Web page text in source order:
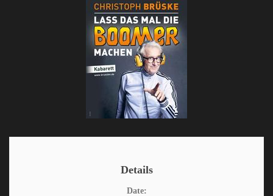
Details
Date: